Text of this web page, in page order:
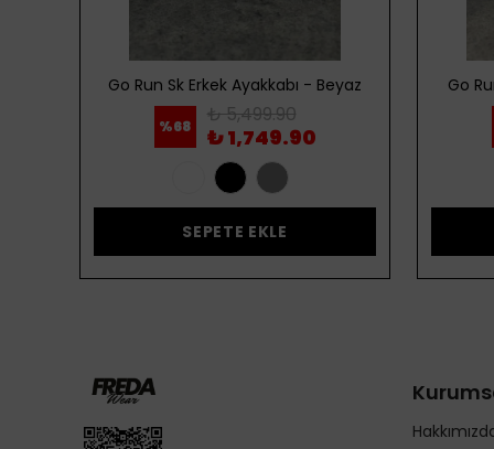
Go Run Sk Erkek Ayakkabı - Beyaz
%68 ₺ 5,499.90
₺ 1,749.90
SEPETE EKLE
Go